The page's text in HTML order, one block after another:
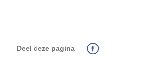
Deel deze pagina